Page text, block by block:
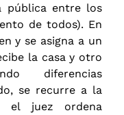
pública entre los
de todos). En
y se asigna a un
la casa y otro
diferencias
se recurre a la
el juez ordena